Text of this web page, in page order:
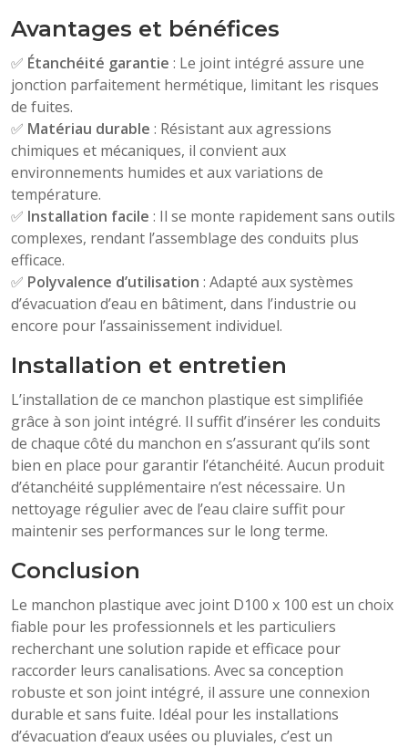
Avantages et bénéfices
✅ Étanchéité garantie : Le joint intégré assure une
jonction parfaitement hermétique, limitant les risques
de fuites.
✅ Matériau durable : Résistant aux agressions
chimiques et mécaniques, il convient aux
environnements humides et aux variations de
température.
✅ Installation facile : Il se monte rapidement sans outils
complexes, rendant l’assemblage des conduits plus
efficace.
✅ Polyvalence d’utilisation : Adapté aux systèmes
d’évacuation d’eau en bâtiment, dans l’industrie ou
encore pour l’assainissement individuel.
Installation et entretien
L’installation de ce manchon plastique est simplifiée
grâce à son joint intégré. Il suffit d’insérer les conduits
de chaque côté du manchon en s’assurant qu’ils sont
bien en place pour garantir l’étanchéité. Aucun produit
d’étanchéité supplémentaire n’est nécessaire. Un
nettoyage régulier avec de l’eau claire suffit pour
maintenir ses performances sur le long terme.
Conclusion
Le manchon plastique avec joint D100 x 100 est un choix
fiable pour les professionnels et les particuliers
recherchant une solution rapide et efficace pour
raccorder leurs canalisations. Avec sa conception
robuste et son joint intégré, il assure une connexion
durable et sans fuite. Idéal pour les installations
d’évacuation d’eaux usées ou pluviales, c’est un